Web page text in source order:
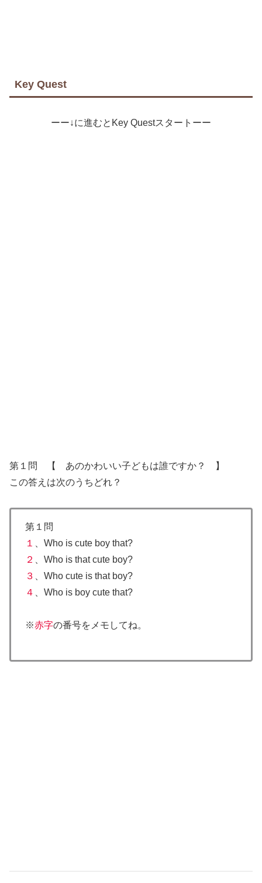
Key Quest
ーー↓に進むとKey Questスタートーー
第１問 【 あのかわいい子どもは誰ですか？ 】
この答えは次のうちどれ？
第１問
１
、Who is cute boy that?
２
、Who is that cute boy?
３
、Who cute is that boy?
４
、Who is boy cute that?
※赤字の番号をメモしてね。